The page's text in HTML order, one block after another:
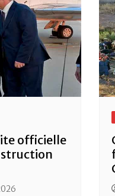
officielle